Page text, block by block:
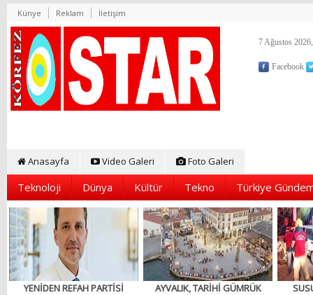
Künye Reklam İletişim
7 Ağustos
Facebook
Anasayfa Video Galeri Foto Galeri
Teknoloji Dünya Kültür Tekno Türkiye
YENİDEN REFAH PARTİSİ
AYVALIK, TARİHİ GÜMRÜK